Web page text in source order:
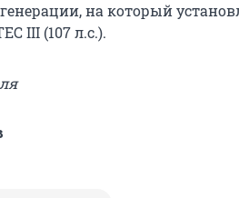
на который
III (107 л.с.).